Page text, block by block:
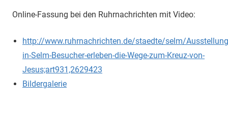
Online-Fassung bei den Ruhrnachrichten mit Video:
http://www.ruhrnachrichten.de/staedte/selm/
in-Selm-Besucher-erleben-die-Wege-zum-Kreuz-von-
Jesus;art931,2629423
Bildergalerie